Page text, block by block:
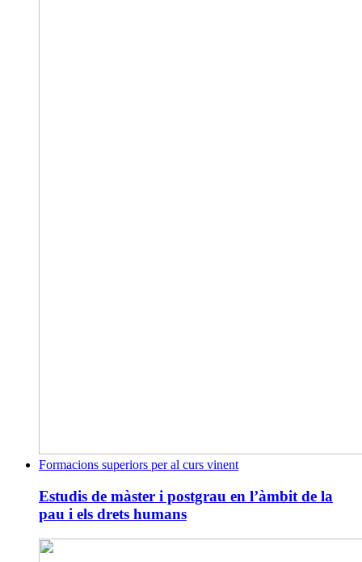
Formacions superiors per al curs vinent
Estudis de màster i postgrau en l’àmbit de la
pau i els drets humans